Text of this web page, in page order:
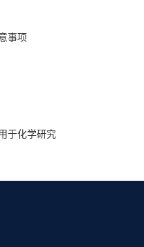
事项
于化学研究